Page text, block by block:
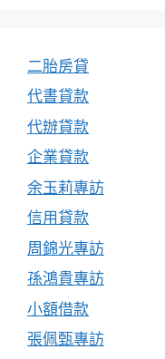
二胎房貸
代書貸款
代辦貸款
企業貸款
余玉莉專訪
信用貸款
周錦光專訪
孫鴻貴專訪
小額借款
張佩甄專訪